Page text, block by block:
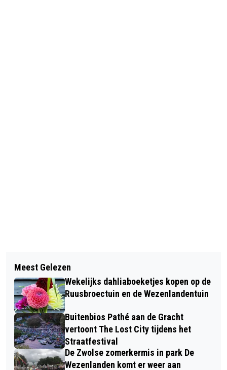
OOSTFLANK VAN EUROPA WORDT
VERZWAKT ALS USA 10.000
MILITAIREN TERUGHAALT UIT POLEN
EN ROEMENIË
HOE BEDRIEGT RECHTS DE
MIDDENKLASSE? JESSE KLAVER (GL-
PVDA) GAAT IN GESPREK MET
ZWOLLENAREN
Meest Gelezen
Wekelijks dahliaboeketjes kopen op de
Ruusbroectuin en de Wezenlandentuin
Buitenbios Pathé aan de Gracht
vertoont The Lost City tijdens het
Straatfestival
De Zwolse zomerkermis in park De
Wezenlanden komt er weer aan